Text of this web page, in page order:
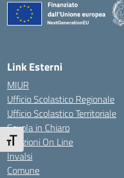
Attiva/disattiva dimensione testo
Link Esterni
MIUR
Ufficio Scolastico Regionale
Ufficio Scolastico Territoriale
Scuola in Chiaro
Iscrizioni On Line
Invalsi
Comune